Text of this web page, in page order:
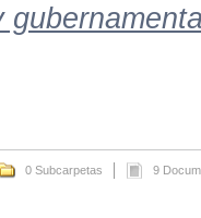
0 Subcarpetas 9